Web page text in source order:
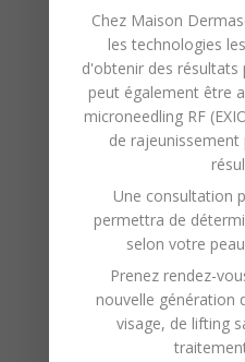
haute qualité.
Engagement
Satisfaction et
nos Clients :
notre priorité
efforçons de
relaxante et
Utilisation de
Avancées :Notre
méthodes
adaptées à
Chez Maison
les technologies
d'obtenir des résultats
peut également être
microneedling RF
de
Une consultation
permettra de
selon votre
Prenez rendez-
nouvelle génération
visage, de lifting